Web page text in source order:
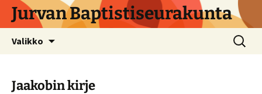
Siirry
sisältöön
Jurvan Baptistiseurakunta
Valikko Haku:
Jaakobin kirje